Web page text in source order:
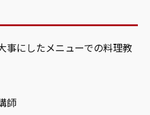
事にしたメニューでの料理教
師